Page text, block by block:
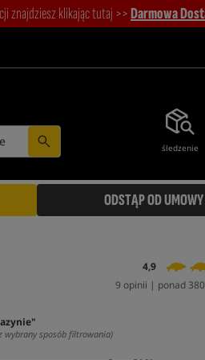
znajdziesz klikając tutaj >>Darmowa
śledzenie
ODSTĄP OD
4,9
9 opinii | ponad
wybrany sposób filtrowania)